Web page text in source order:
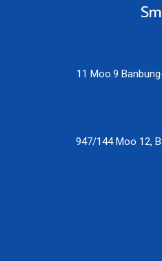
11 Moo.9
947/144 Moo 12,